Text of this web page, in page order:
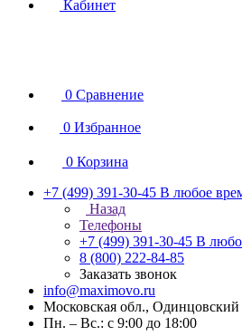
Кабинет
0 Сравнение
0 Избранное
0 Корзина
+7 (499) 391-30-45 В любое
Назад
Телефоны
+7 (499) 391-30-45 В
8 (800) 222-84-85
Заказать звонок
info@maximovo.ru
Московская обл.,
Пн. – Вс.: с 9:00 до 18:00